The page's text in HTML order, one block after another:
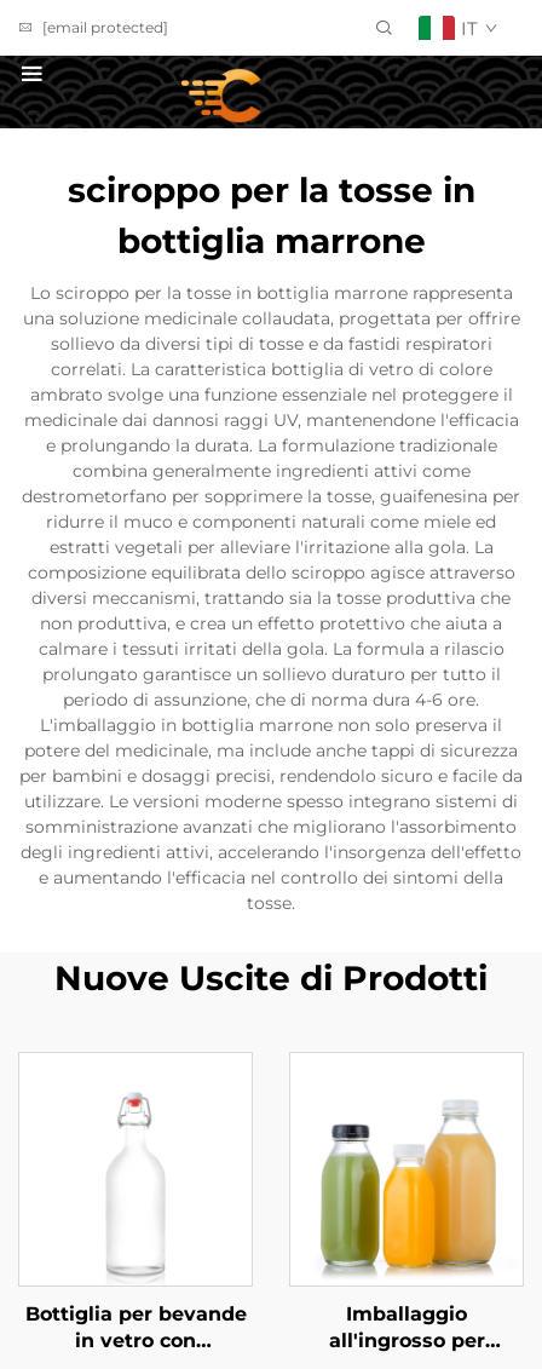
[email protected] IT
sciroppo per la tosse in
bottiglia marrone
Lo sciroppo per la tosse in bottiglia marrone rappresenta
una soluzione medicinale collaudata, progettata per offrire
sollievo da diversi tipi di tosse e da fastidi respiratori
correlati. La caratteristica bottiglia di vetro di colore
ambrato svolge una funzione essenziale nel proteggere il
medicinale dai dannosi raggi UV, mantenendone l'efficacia
e prolungando la durata. La formulazione tradizionale
combina generalmente ingredienti attivi come
destrometorfano per sopprimere la tosse, guaifenesina per
ridurre il muco e componenti naturali come miele ed
estratti vegetali per alleviare l'irritazione alla gola. La
composizione equilibrata dello sciroppo agisce attraverso
diversi meccanismi, trattando sia la tosse produttiva che
non produttiva, e crea un effetto protettivo che aiuta a
calmare i tessuti irritati della gola. La formula a rilascio
prolungato garantisce un sollievo duraturo per tutto il
periodo di assunzione, che di norma dura 4-6 ore.
L'imballaggio in bottiglia marrone non solo preserva il
potere del medicinale, ma include anche tappi di sicurezza
per bambini e dosaggi precisi, rendendolo sicuro e facile da
utilizzare. Le versioni moderne spesso integrano sistemi di
somministrazione avanzati che migliorano l'assorbimento
degli ingredienti attivi, accelerando l'insorgenza dell'effetto
e aumentando l'efficacia nel controllo dei sintomi della
tosse.
Nuove Uscite di Prodotti
Bottiglia per bevande
in vetro con
Imballaggio
all'ingrosso per